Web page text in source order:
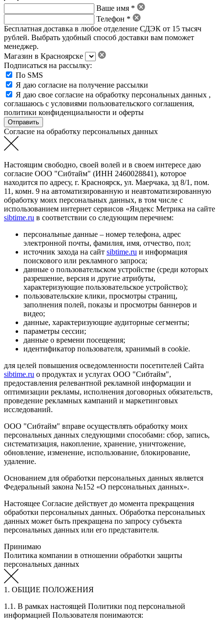
Ваше имя *
Телефон *
Бесплатная доставка в любое отделение СДЭК от 15 тысяч
рублей. Выбрать удобный способ доставки вам поможет
менеджер.
Магазин в Красноярске
Подписаться на рассылку:
По SMS
Я даю согласие на получение рассылки
Я даю свое согласие на обработку персональных данных ,
соглашаюсь с условиями пользовательского соглашения,
политики конфиденциальности и оферты
Согласие на обработку персональных данных
Настоящим свободно, своей волей и в своем интересе даю
согласие ООО "Сибтайм" (ИНН 2460028841), которое
находится по адресу, г. Красноярск, ул. Маерчака, зд 8/1, пом.
11, комн. 9 на автоматизированную и неавтоматизированную
обработку моих персональных данных, в том числе с
использованием интернет сервисов «Яндекс Метрика на сайте
sibtime.ru в соответствии со следующим перечнем:
персональные данные – номер телефона, адрес
электронной почты, фамилия, имя, отчество, пол;
источник захода на сайт sibtime.ru и информация
поискового или рекламного запроса;
данные о пользовательском устройстве (среди которых
разрешение, версия и другие атрибуты,
характеризующие пользовательское устройство);
пользовательские клики, просмотры страниц,
заполнения полей, показы и просмотры баннеров и
видео;
данные, характеризующие аудиторные сегменты;
параметры сессии;
данные о времени посещения;
идентификатор пользователя, хранимый в cookie.
для целей повышения осведомленности посетителей Сайта
sibtime.ru о продуктах и услугах ООО "Сибтайм",
предоставления релевантной рекламной информации и
оптимизации рекламы, исполнения договорных обязательств,
проведение рекламных кампаний и маркетинговых
исследований.
ООО "Сибтайм" вправе осуществлять обработку моих
персональных данных следующими способами: сбор, запись,
систематизация, накопление, хранение, уничтожение,
обновление, изменение, использование, блокирование,
удаление.
Основанием для обработки персональных данных является
Федеральный закона №152 «О персональных данных».
Настоящее Согласие действует до момента прекращения
обработки персональных данных. Обработка персональных
данных может быть прекращена по запросу субъекта
персональных данных или его представителя.
Принимаю
Политика компании в отношении обработки защиты
персональных данных
1. ОБЩИЕ ПОЛОЖЕНИЯ
1.1. В рамках настоящей Политики под персональной
информацией Пользователя понимаются: